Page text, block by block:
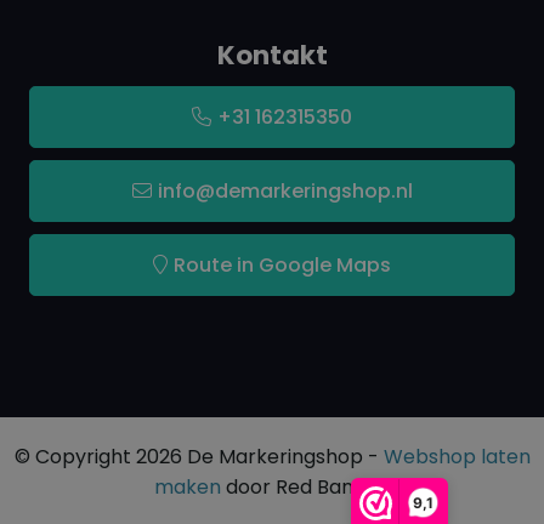
9,1
Kontakt
+31 162315350
info@demarkeringshop.nl
Route in Google Maps
© Copyright 2026 De Markeringshop - Webshop laten
maken door Red Banana